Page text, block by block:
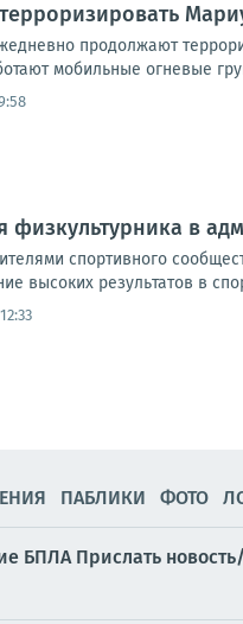
продолжают
мобильные огневые
физкультурника в
спортивного
высоких результатов в
ПАБЛИКИ ФОТО
БПЛА Прислать